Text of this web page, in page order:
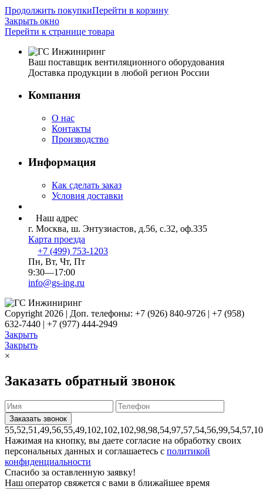
Продолжить покупкиПерейти в корзину
Закрыть окно
Перейти к странице товара
Ваш поставщик вентиляционного оборудования
Доставка продукции в любой регион России
Компания
О нас
Контакты
Производство
Информация
Как сделать заказ
Условия доставки
Наш адрес
г. Москва, ш. Энтузиастов, д.56, с.32, оф.335
Карта проезда
+7 (499) 753-1203
Пн, Вт, Чт, Пт
9:30—17:00
info@gs-ing.ru
Copyright 2026 | Доп. телефоны: +7 (926) 840-9726 | +7 (958)
632-7440 | +7 (977) 444-2949
Закрыть
Закрыть
×
Заказать обратный звонок
Нажимая на кнопку, вы даете согласие на обработку своих
персональных данных и соглашаетесь с политикой
конфиденциальности
Спасибо за оставленную заявку!
Наш оператор свяжется с вами в ближайшее время